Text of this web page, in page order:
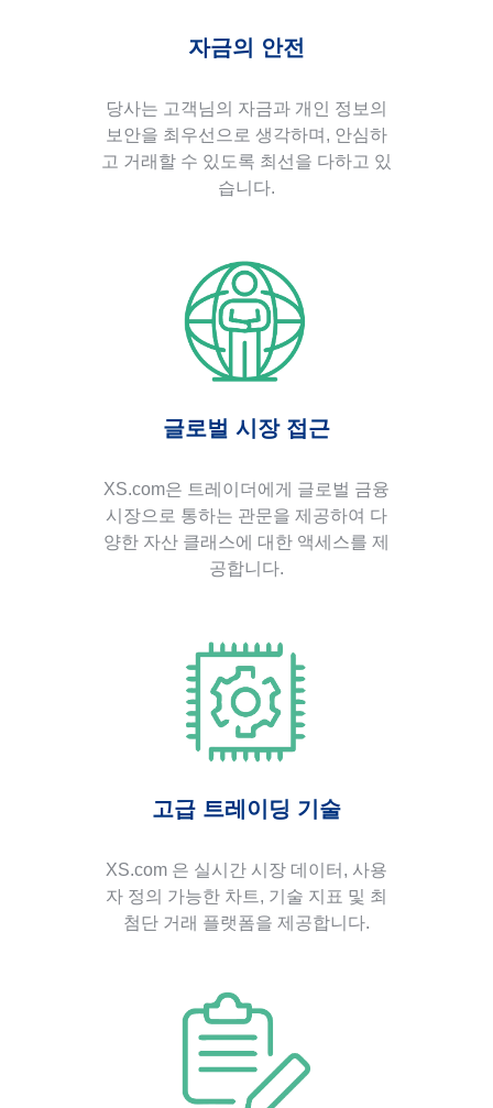
자금의 안전
당사는 고객님의 자금과 개인 정보의
보안을 최우선으로 생각하며, 안심하
고 거래할 수 있도록 최선을 다하고 있
습니다.
글로벌 시장 접근
XS.com은 트레이더에게 글로벌 금융
시장으로 통하는 관문을 제공하여 다
양한 자산 클래스에 대한 액세스를 제
공합니다.
고급 트레이딩 기술
XS.com 은 실시간 시장 데이터, 사용
자 정의 가능한 차트, 기술 지표 및 최
첨단 거래 플랫폼을 제공합니다.